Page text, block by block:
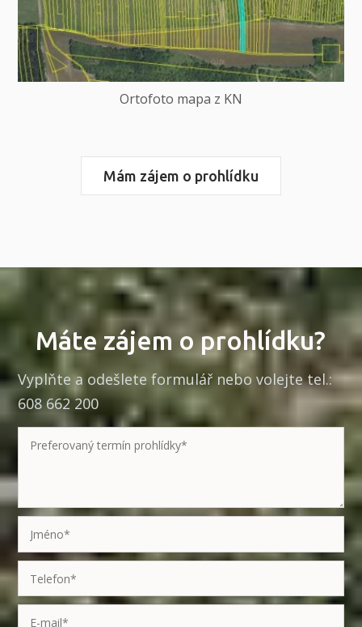
Ortofoto mapa z KN
Mám zájem o prohlídku
Máte zájem o prohlídku?
Vyplňte a odešlete formulář nebo volejte tel.:
608 662 200